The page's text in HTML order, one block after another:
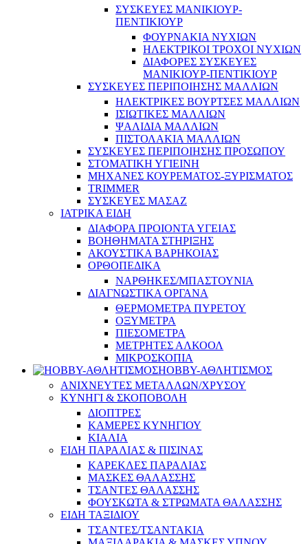
ΣΥΣΚΕΥΕΣ ΜΑΝΙΚΙΟΥΡ-
ΠΕΝΤΙΚΙΟΥΡ
ΦΟΥΡΝΑΚΙΑ ΝΥΧΙΩΝ
ΗΛΕΚΤΡΙΚΟΙ ΤΡΟΧΟΙ ΝΥΧΙΩΝ
ΔΙΑΦΟΡΕΣ ΣΥΣΚΕΥΕΣ
ΜΑΝΙΚΙΟΥΡ-ΠΕΝΤΙΚΙΟΥΡ
ΣΥΣΚΕΥΕΣ ΠΕΡΙΠΟΙΗΣΗΣ ΜΑΛΛΙΩΝ
ΗΛΕΚΤΡΙΚΕΣ ΒΟΥΡΤΣΕΣ ΜΑΛΛΙΩΝ
ΙΣΙΩΤΙΚΕΣ ΜΑΛΛΙΩΝ
ΨΑΛΙΔΙΑ ΜΑΛΛΙΩΝ
ΠΙΣΤΟΛΑΚΙΑ ΜΑΛΛΙΩΝ
ΣΥΣΚΕΥΕΣ ΠΕΡΙΠΟΙΗΣΗΣ ΠΡΟΣΩΠΟΥ
ΣΤΟΜΑΤΙΚΗ ΥΓΙΕΙΝΗ
ΜΗΧΑΝΕΣ ΚΟΥΡΕΜΑΤΟΣ-ΞΥΡΙΣΜΑΤΟΣ
TRIMMER
ΣΥΣΚΕΥΕΣ ΜΑΣΑΖ
ΙΑΤΡΙΚΑ ΕΙΔΗ
ΔΙΑΦΟΡΑ ΠΡΟΙΟΝΤΑ ΥΓΕΙΑΣ
ΒΟΗΘΗΜΑΤΑ ΣΤΗΡΙΞΗΣ
ΑΚΟΥΣΤΙΚΑ ΒΑΡΗΚΟΙΑΣ
ΟΡΘΟΠΕΔΙΚΑ
ΝΑΡΘΗΚΕΣ/ΜΠΑΣΤΟΥΝΙΑ
ΔΙΑΓΝΩΣΤΙΚΑ ΟΡΓΑΝΑ
ΘΕΡΜΟΜΕΤΡΑ ΠΥΡΕΤΟΥ
ΟΞΥΜΕΤΡΑ
ΠΙΕΣΟΜΕΤΡΑ
ΜΕΤΡΗΤΕΣ ΑΛΚΟΟΛ
ΜΙΚΡΟΣΚΟΠΙΑ
HOBBY-ΑΘΛΗΤΙΣΜΟΣ
ΑΝΙΧΝΕΥΤΕΣ ΜΕΤΑΛΛΩΝ/ΧΡΥΣΟΥ
ΚΥΝΗΓΙ & ΣΚΟΠΟΒΟΛΗ
ΔΙΟΠΤΡΕΣ
ΚΑΜΕΡΕΣ ΚΥΝΗΓΙΟΥ
ΚΙΑΛΙΑ
ΕΙΔΗ ΠΑΡΑΛΙΑΣ & ΠΙΣΙΝΑΣ
ΚΑΡΕΚΛΕΣ ΠΑΡΑΛΙΑΣ
ΜΑΣΚΕΣ ΘΑΛΑΣΣΗΣ
ΤΣΑΝΤΕΣ ΘΑΛΑΣΣΗΣ
ΦΟΥΣΚΩΤΑ & ΣΤΡΩΜΑΤΑ ΘΑΛΑΣΣΗΣ
ΕΙΔΗ ΤΑΞΙΔΙΟΥ
ΤΣΑΝΤΕΣ/ΤΣΑΝΤΑΚΙΑ